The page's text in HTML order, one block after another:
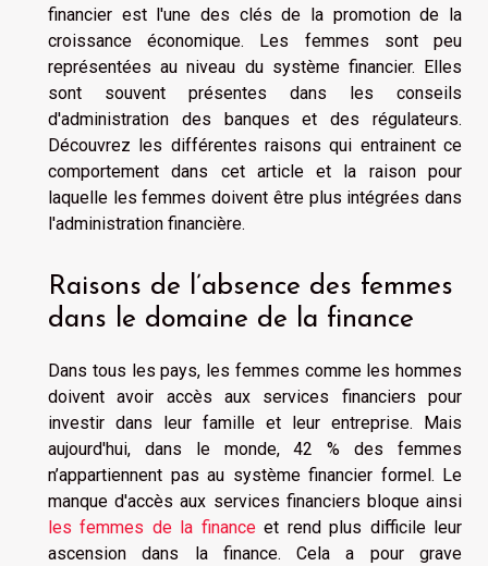
financier est l'une des clés de la promotion de la
croissance économique. Les femmes sont peu
représentées au niveau du système financier. Elles
sont souvent présentes dans les conseils
d'administration des banques et des régulateurs.
Découvrez les différentes raisons qui entrainent ce
comportement dans cet article et la raison pour
laquelle les femmes doivent être plus intégrées dans
l'administration financière.
Raisons de l’absence des femmes
dans le domaine de la finance
Dans tous les pays, les femmes comme les hommes
doivent avoir accès aux services financiers pour
investir dans leur famille et leur entreprise. Mais
aujourd'hui, dans le monde, 42 % des femmes
n’appartiennent pas au système financier formel. Le
manque d'accès aux services financiers bloque ainsi
les femmes de la financeet rend plus difficile leur
ascension dans la finance. Cela a pour grave